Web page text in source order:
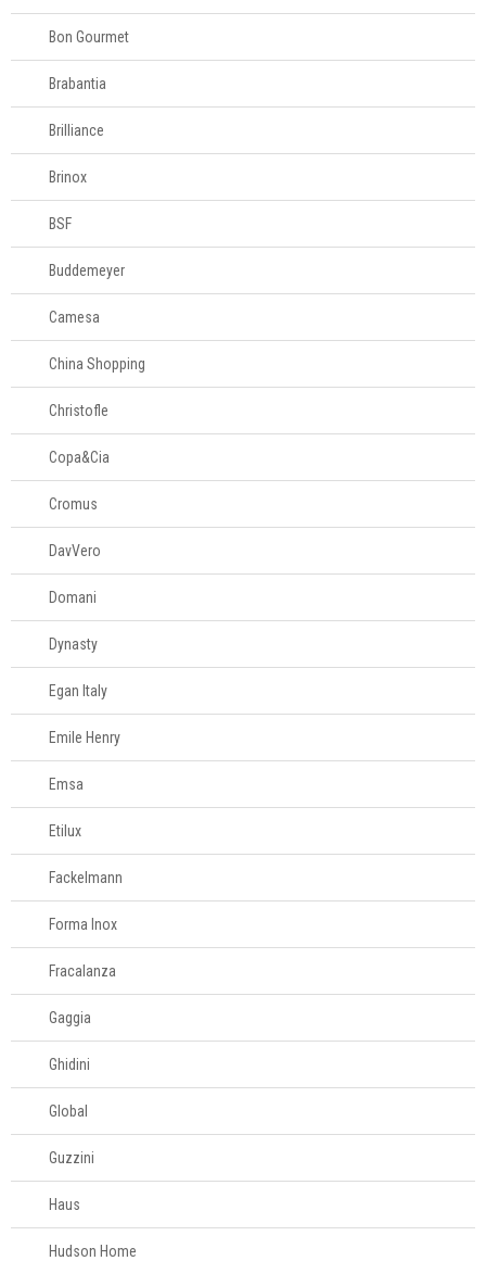
Bon Gourmet
Brabantia
Brilliance
Brinox
BSF
Buddemeyer
Camesa
China Shopping
Christofle
Copa&Cia
Cromus
DavVero
Domani
Dynasty
Egan Italy
Emile Henry
Emsa
Etilux
Fackelmann
Forma Inox
Fracalanza
Gaggia
Ghidini
Global
Guzzini
Haus
Hudson Home